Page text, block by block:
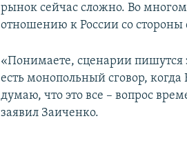
рынок сейчас сложно. Во
отношению к России со
«Понимаете, сценарии
есть монопольный сговор,
думаю, что это все – вопрос
заявил Заиченко.